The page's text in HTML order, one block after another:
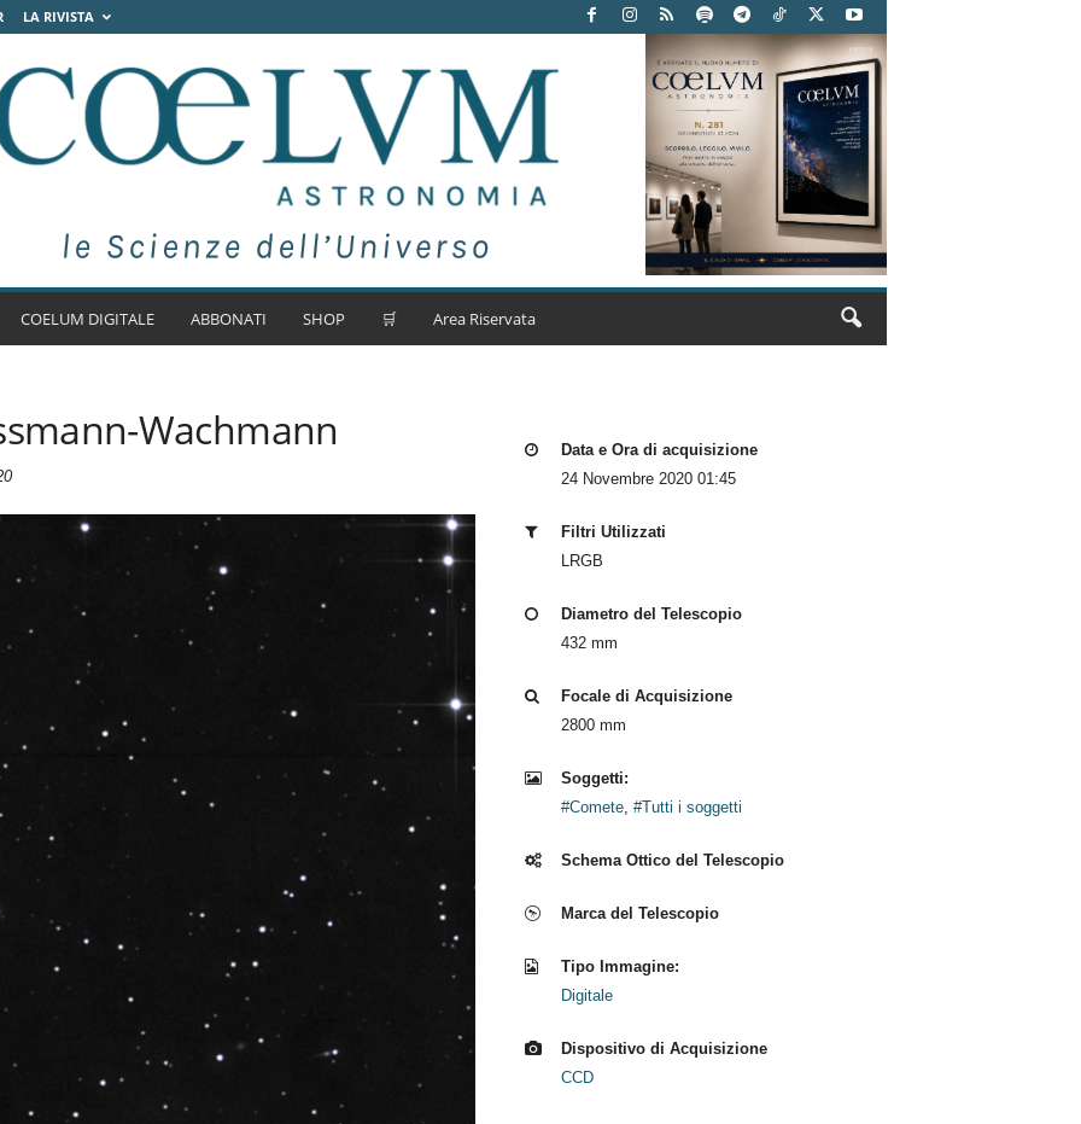
LA RIVISTA
COELUM DIGITALE ABBONATI SHOP 🛒 Area Riservata
Wachmann
Data e Ora di acquisizione
24 Novembre 2020 01:45
Filtri Utilizzati
LRGB
Diametro del Telescopio
432 mm
Focale di Acquisizione
2800 mm
Soggetti:
#Comete, #Tutti i soggetti
Schema Ottico del Telescopio
Marca del Telescopio
Tipo Immagine:
Digitale
Dispositivo di Acquisizione
CCD